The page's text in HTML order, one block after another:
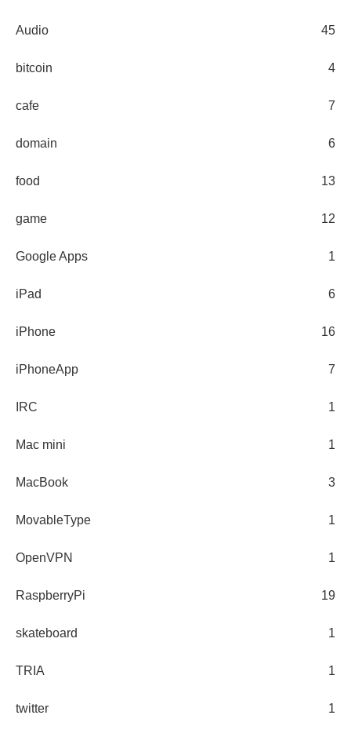
Audio 45
bitcoin 4
cafe 7
domain 6
food 13
game 12
Google Apps 1
iPad 6
iPhone 16
iPhoneApp 7
IRC 1
Mac mini 1
MacBook 3
MovableType 1
OpenVPN 1
RaspberryPi 19
skateboard 1
TRIA 1
twitter 1